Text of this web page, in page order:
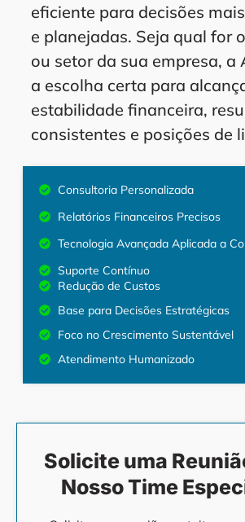
eficiente para decisões
e planejadas. Seja qual for
ou setor da sua empresa, a
a escolha certa para
estabilidade financeira,
consistentes e posições de
Consultoria Personalizada
Relatórios Financeiros Precisos
Tecnologia Avançada Aplicada a
Suporte Contínuo
Redução de Custos
Base para Decisões Estratégicas
Foco no Crescimento Sustentável
Atendimento Humanizado
Solicite uma
Nosso Time